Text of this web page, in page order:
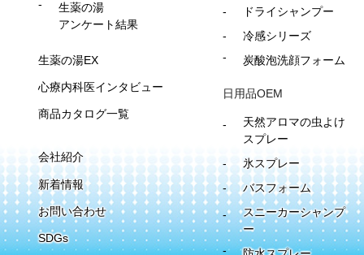
生薬の湯
アンケート結果
生薬の湯EX
心療内科医インタビュー
商品カタログ一覧
会社紹介
新着情報
お問い合わせ
SDGs
ドライシャンプー
冷感シリーズ
炭酸泡洗顔フォーム
日用品OEM
天然アロマの虫よけ
スプレー
氷スプレー
バスフォーム
スニーカーシャンプ
ー